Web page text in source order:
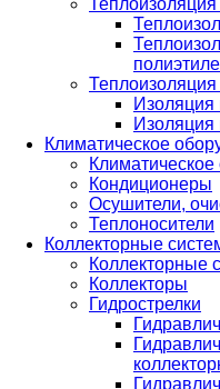
Теплоизоляция
Изоляция
Изоляция
Климатическое
Кондиционеры
Осушители,
Теплоносители
Коллекторные
Коллекторные
Коллекторы
Гидрострелки